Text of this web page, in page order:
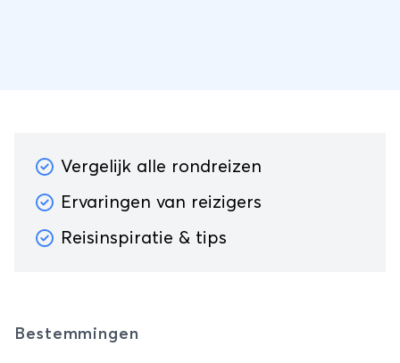
Vergelijk alle rondreizen
Ervaringen van reizigers
Reisinspiratie & tips
Bestemmingen